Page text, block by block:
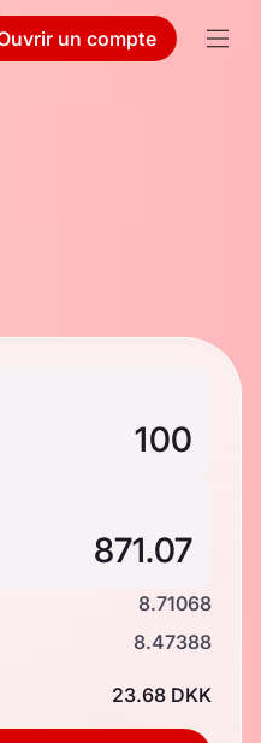
un compte
8.71068
8.47388
23.68 DKK